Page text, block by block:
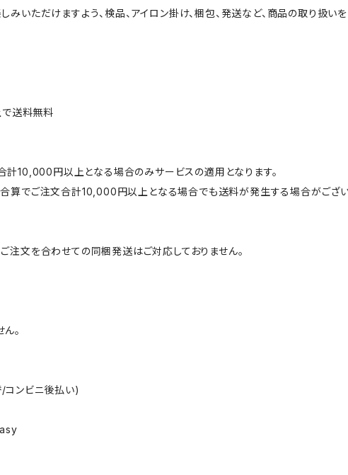
みいただけますよう、検品、アイロン掛け、梱包、発送など、商品の取り扱い
送料無料
計10,000円以上となる場合のみサービスの適用となります。
算でご注文合計10,000円以上となる場合でも送料が発生する場合がござい
注文を合わせての同梱発送はご対応しておりません。
。
コンビニ後払い)